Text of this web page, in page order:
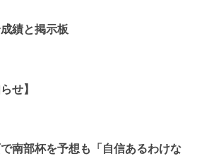
績と掲示板
せ】
南部杯を予想も「自信あるわけな